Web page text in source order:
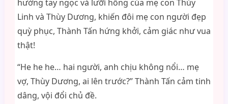
hưởng tay ngọc và lưỡi hồng của mẹ con Thùy
Linh và Thùy Dương, khiến đôi mẹ con người đẹp
quỳ phục, Thành Tấn hứng khởi, cảm giác như vua
thật!
“He he he… hai người, anh chịu không nổi… mẹ
vợ, Thùy Dương, ai lên trước?” Thành Tấn cảm tinh
dâng, vội đổi chủ đề.